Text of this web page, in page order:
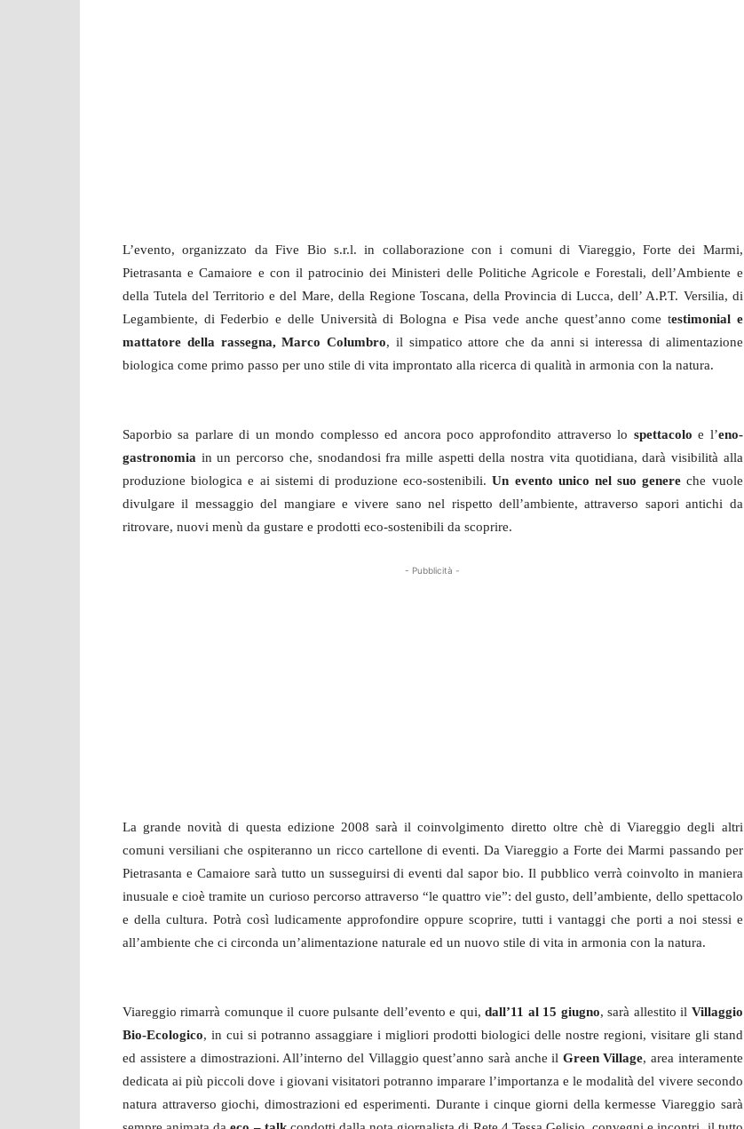
L’evento, organizzato da Five Bio s.r.l. in collaborazione con i comuni di Viareggio, Forte dei Marmi,
Pietrasanta e Camaiore e con il patrocinio dei Ministeri delle Politiche Agricole e Forestali, dell’Ambiente e
della Tutela del Territorio e del Mare, della Regione Toscana, della Provincia di Lucca, dell’ A.P.T. Versilia, di
Legambiente, di Federbio e delle Università di Bologna e Pisa vede anche quest’anno come testimonial e
mattatore della rassegna, Marco Columbro, il simpatico attore che da anni si interessa di alimentazione
biologica come primo passo per uno stile di vita improntato alla ricerca di qualità in armonia con la natura.
Saporbio sa parlare di un mondo complesso ed ancora poco approfondito attraverso lo spettacolo e l’eno-
gastronomia in un percorso che, snodandosi fra mille aspetti della nostra vita quotidiana, darà visibilità alla
produzione biologica e ai sistemi di produzione eco-sostenibili. Un evento unico nel suo genere che vuole
divulgare il messaggio del mangiare e vivere sano nel rispetto dell’ambiente, attraverso sapori antichi da
ritrovare, nuovi menù da gustare e prodotti eco-sostenibili da scoprire.
- Pubblicità -
La grande novità di questa edizione 2008 sarà il coinvolgimento diretto oltre chè di Viareggio degli altri
comuni versiliani che ospiteranno un ricco cartellone di eventi. Da Viareggio a Forte dei Marmi passando per
Pietrasanta e Camaiore sarà tutto un susseguirsi di eventi dal sapor bio. Il pubblico verrà coinvolto in maniera
inusuale e cioè tramite un curioso percorso attraverso “le quattro vie”: del gusto, dell’ambiente, dello spettacolo
e della cultura. Potrà così ludicamente approfondire oppure scoprire, tutti i vantaggi che porti a noi stessi e
all’ambiente che ci circonda un’alimentazione naturale ed un nuovo stile di vita in armonia con la natura.
Viareggio rimarrà comunque il cuore pulsante dell’evento e qui,dall’11 al 15 giugno, sarà allestito il Villaggio
Bio-Ecologico, in cui si potranno assaggiare i migliori prodotti biologici delle nostre regioni, visitare gli stand
ed assistere a dimostrazioni. All’interno del Villaggio quest’anno sarà anche il Green Village, area interamente
dedicata ai più piccoli dove i giovani visitatori potranno imparare l’importanza e le modalità del vivere secondo
natura attraverso giochi, dimostrazioni ed esperimenti. Durante i cinque giorni della kermesse Viareggio sarà